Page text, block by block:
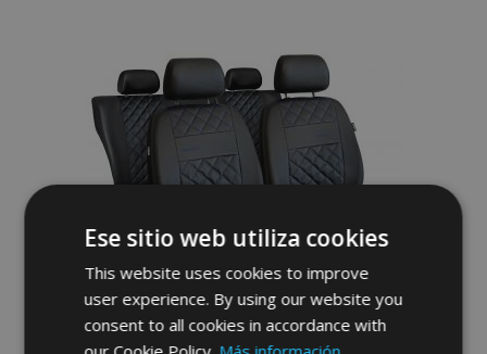
Lista
de
Deseos
Ese sitio web utiliza cookies
This website uses cookies to improve
user experience. By using our website you
consent to all cookies in accordance with